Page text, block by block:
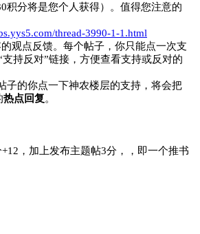
积分将是您个人获得）。值得您注意的
thread-3990-1-1.html
观点反馈。每个帖子，你只能点一次支
持反对”链接，方便查看支持或反对的
子的你点一下神农楼层的支持 ，将会把
热点回复。
，加上发布主题帖3分，，即一个推书